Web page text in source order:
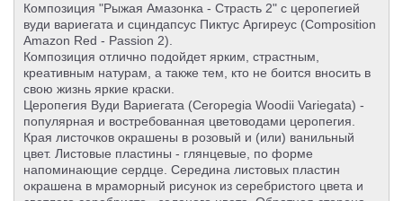
Композиция "Рыжая Амазонка - Страсть 2" с церопегией
вуди вариегата и сциндапсус Пиктус Аргиреус (Composition
Amazon Red - Passion 2).
Композиция отлично подойдет ярким, страстным,
креативным натурам, а также тем, кто не боится вносить в
свою жизнь яркие краски.
Церопегия Вуди Вариегата (Ceropegia Woodii Variegata) -
популярная и востребованная цветоводами церопегия.
Края листочков окрашены в розовый и (или) ванильный
цвет. Листовые пластины - глянцевые, по форме
напоминающие сердце. Середина листовых пластин
окрашена в мраморный рисунок из серебристого цвета и